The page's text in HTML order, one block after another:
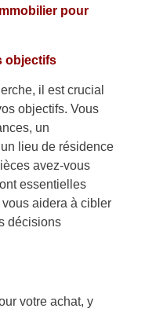
pour
objectifs
il est crucial
objectifs. Vous
un
lieu de résidence
avez-vous
essentielles
aidera à cibler
décisions
votre achat, y